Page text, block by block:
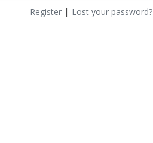
Register | Lost your password?